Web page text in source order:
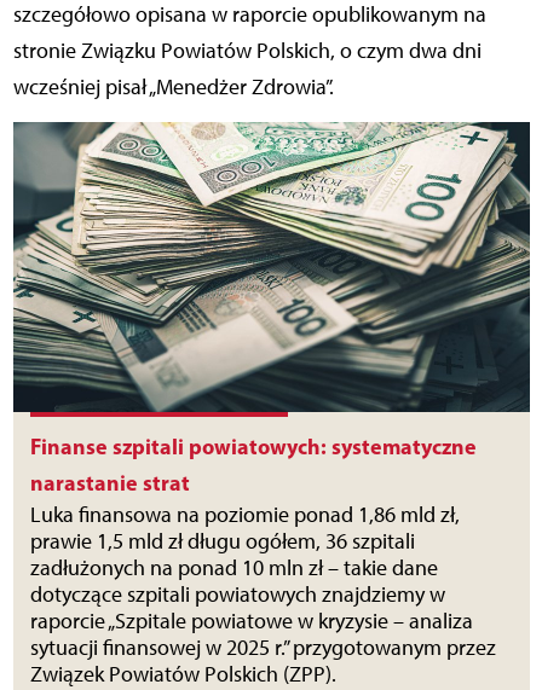
szczegółowo opisana w raporcie opublikowanym na
stronie Związku Powiatów Polskich, o czym dwa dni
wcześniej pisał „Menedżer Zdrowia”.
Finanse szpitali powiatowych: systematyczne
narastanie strat
Luka finansowa na poziomie ponad 1,86 mld zł,
prawie 1,5 mld zł długu ogółem, 36 szpitali
zadłużonych na ponad 10 mln zł – takie dane
dotyczące szpitali powiatowych znajdziemy w
raporcie „Szpitale powiatowe w kryzysie – analiza
sytuacji finansowej w 2025 r.” przygotowanym przez
Związek Powiatów Polskich (ZPP).